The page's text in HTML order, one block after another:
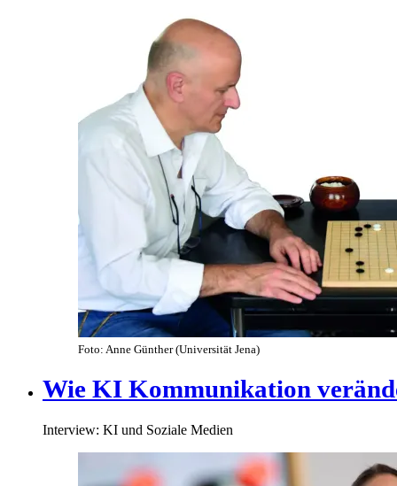
Foto: Anne Günther (Universität Jena)
Wie KI Kommunikation
Interview: KI und Soziale Medien